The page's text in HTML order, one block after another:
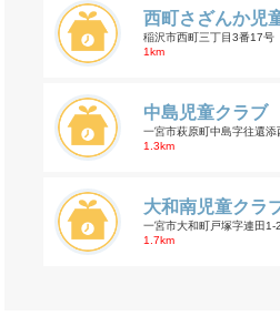
西町さざんか児
稲沢市西町三丁目3番17号
1km
中島児童クラブ
一宮市萩原町中島字往還添
1.3km
大和南児童クラ
一宮市大和町戸塚字連田1-
1.7km